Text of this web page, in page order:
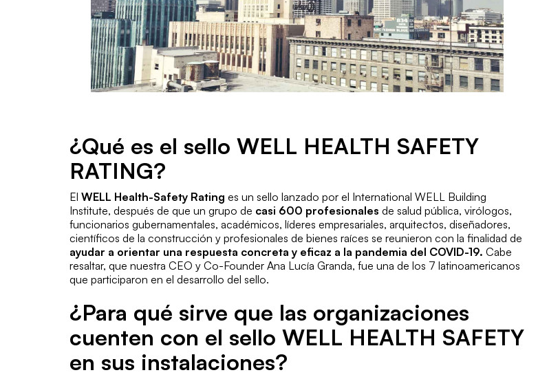
¿Qué es el sello WELL HEALTH SAFETY
RATING?
El WELL Health-Safety Rating es un sello lanzado por el International WELL Building
Institute, después de que un grupo de casi 600 profesionales de salud pública, virólogos,
funcionarios gubernamentales, académicos, líderes empresariales, arquitectos, diseñadores,
científicos de la construcción y profesionales de bienes raíces se reunieron con la finalidad de
ayudar a orientar una respuesta concreta y eficaz a la pandemia del COVID-19. Cabe
resaltar, que nuestra CEO y Co-Founder Ana Lucía Granda, fue una de los 7 latinoamericanos
que participaron en el desarrollo del sello.
¿Para qué sirve que las organizaciones
cuenten con el sello WELL HEALTH SAFETY
en sus instalaciones?